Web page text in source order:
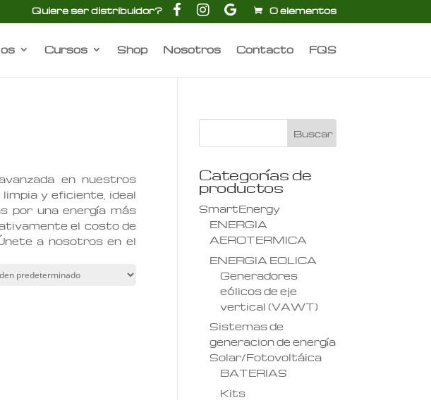
Quiere ser distribuidor?
c
o
s
g
m
o
l
e
0 elementos
Cursos Shop Nosotros Contacto FQS
en nuestros
y eficiente, ideal
por una energía más
el costo de
a nosotros en el
Categorías de
productos
SmartEnergy
ENERGIA
AEROTERMICA
ENERGIA EOLICA
Generadores
eólicos de eje
vertical (VAWT)
Sistemas de
generacion de energía
Solar/Fotovoltáica
BATERIAS
Kits